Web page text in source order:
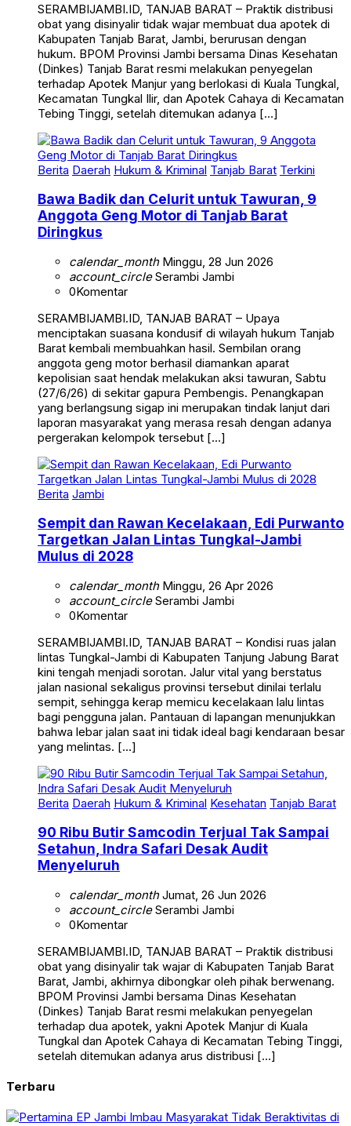
SERAMBIJAMBI.ID, TANJAB BARAT – Praktik distribusi
obat yang disinyalir tidak wajar membuat dua apotek di
Kabupaten Tanjab Barat, Jambi, berurusan dengan
hukum. BPOM Provinsi Jambi bersama Dinas Kesehatan
(Dinkes) Tanjab Barat resmi melakukan penyegelan
terhadap Apotek Manjur yang berlokasi di Kuala Tungkal,
Kecamatan Tungkal Ilir, dan Apotek Cahaya di Kecamatan
Tebing Tinggi, setelah ditemukan adanya […]
Berita Daerah Hukum & Kriminal Tanjab Barat Terkini
Bawa Badik dan Celurit untuk Tawuran, 9
Anggota Geng Motor di Tanjab Barat
Diringkus
calendar_monthMinggu, 28 Jun 2026
account_circleSerambi Jambi
0Komentar
SERAMBIJAMBI.ID, TANJAB BARAT – Upaya
menciptakan suasana kondusif di wilayah hukum Tanjab
Barat kembali membuahkan hasil. Sembilan orang
anggota geng motor berhasil diamankan aparat
kepolisian saat hendak melakukan aksi tawuran, Sabtu
(27/6/26) di sekitar gapura Pembengis. Penangkapan
yang berlangsung sigap ini merupakan tindak lanjut dari
laporan masyarakat yang merasa resah dengan adanya
pergerakan kelompok tersebut […]
Berita Jambi
Sempit dan Rawan Kecelakaan, Edi Purwanto
Targetkan Jalan Lintas Tungkal-Jambi
Mulus di 2028
calendar_monthMinggu, 26 Apr 2026
account_circleSerambi Jambi
0Komentar
SERAMBIJAMBI.ID, TANJAB BARAT – Kondisi ruas jalan
lintas Tungkal-Jambi di Kabupaten Tanjung Jabung Barat
kini tengah menjadi sorotan. Jalur vital yang berstatus
jalan nasional sekaligus provinsi tersebut dinilai terlalu
sempit, sehingga kerap memicu kecelakaan lalu lintas
bagi pengguna jalan. Pantauan di lapangan menunjukkan
bahwa lebar jalan saat ini tidak ideal bagi kendaraan besar
yang melintas. […]
Berita Daerah Hukum & Kriminal Kesehatan Tanjab Barat
90 Ribu Butir Samcodin Terjual Tak Sampai
Setahun, Indra Safari Desak Audit
Menyeluruh
calendar_monthJumat, 26 Jun 2026
account_circleSerambi Jambi
0Komentar
SERAMBIJAMBI.ID, TANJAB BARAT – Praktik distribusi
obat yang disinyalir tak wajar di Kabupaten Tanjab Barat
Barat, Jambi, akhirnya dibongkar oleh pihak berwenang.
BPOM Provinsi Jambi bersama Dinas Kesehatan
(Dinkes) Tanjab Barat resmi melakukan penyegelan
terhadap dua apotek, yakni Apotek Manjur di Kuala
Tungkal dan Apotek Cahaya di Kecamatan Tebing Tinggi,
setelah ditemukan adanya arus distribusi […]
Terbaru